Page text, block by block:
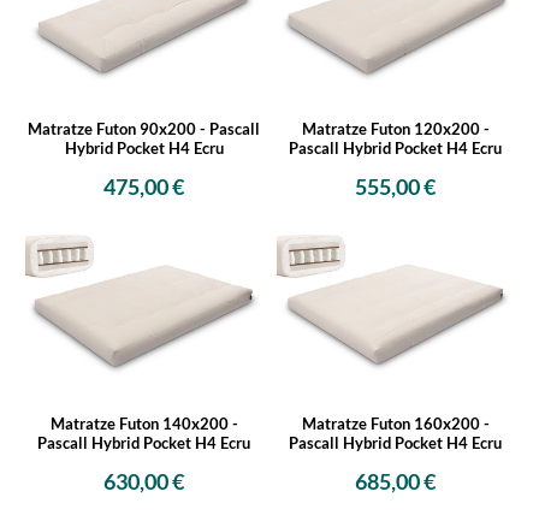
Matratze Futon 90x200 - Pascall
Hybrid Pocket H4 Ecru
475,00 €
Matratze Futon 120x200 -
Pascall Hybrid Pocket H4 Ecru
555,00 €
Matratze Futon 140x200 -
Pascall Hybrid Pocket H4 Ecru
630,00 €
Matratze Futon 160x200 -
Pascall Hybrid Pocket H4 Ecru
685,00 €